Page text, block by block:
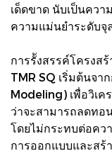
เด็ดขาด นับเป็นคว
ความแม่นยำระดับจุ
การรัังสรรค์โครงส
TMR SQ เริ่มต้นจา
Modeling) เพื่อวิเค
ว่าจะสามารถลดทอ
โดยไม่กระทบต่อคว
การออกแบบและสร้